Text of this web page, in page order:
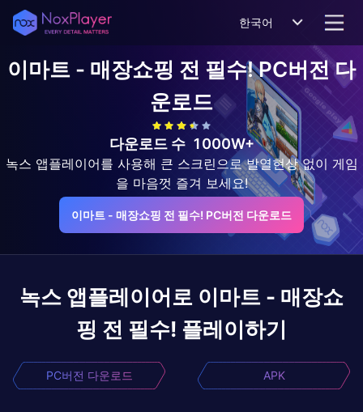
한국어
이마트 - 매장쇼핑 전 필수!PC버전 다
운로드
다운로드 수 1000W+
녹스 앱플레이어를 사용해 큰 스크린으로 발열현상 없이 게임
을 마음껏 즐겨 보세요!
이마트 - 매장쇼핑 전 필수! PC버전 다운로드
녹스 앱플레이어로 이마트 - 매장쇼
핑 전 필수! 플레이하기
PC버전 다운로드 APK